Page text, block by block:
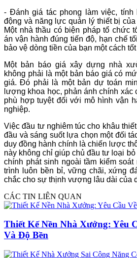
- Đánh giá tác phong làm việc,
động và năng lực quản lý thiết bị
Một nhà thầu có biện pháp tổ chức
án vận hành đúng tiến độ, hạn chế
bảo vệ dòng tiền của bạn một cách
Một bản báo giá xây dựng nhà
không phải là một bản báo giá có
giá. Đó phải là một bản dự toán
lượng khoa học, phản ánh chính xác
phù hợp tuyệt đối với mô hình vận
nghiệp.
Việc đầu tư nghiêm túc cho khâu
đầu và sáng suốt lựa chọn một đối
duy đồng hành chính là chiến lược
này không chỉ giúp chủ đầu tư loại
chính phát sinh ngoài tầm kiểm soát
trình luôn bền bỉ, vững chãi, xứng
chắc cho sự thịnh vượng lâu dài của
CÁC TIN LIÊN QUAN
Thiết Kế Nền Nhà Xưởng: Yêu
Và Độ Bền